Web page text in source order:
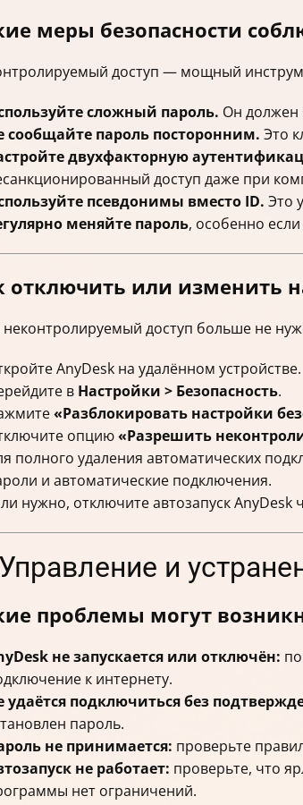
меры безопасности
доступ — мощный
сложный пароль. Он должен
сообщайте пароль посторонним. Это
двухфакторную
доступ даже при
псевдонимы вместо ID. Это
меняйте пароль, особенно
отключить или изменить
неконтролируемый доступ больше не
AnyDesk на удалённом устройстве.
в Настройки > Безопасность.
«Разблокировать настройки
опцию«Разрешить
полного удаления автоматических
и автоматические подключения.
нужно, отключите автозапуск AnyDesk
и
проблемы могут
не запускается или отключён:
к интернету.
удаётся подключиться без
пароль.
не принимается: проверьте
не работает: проверьте, что
нет ограничений.